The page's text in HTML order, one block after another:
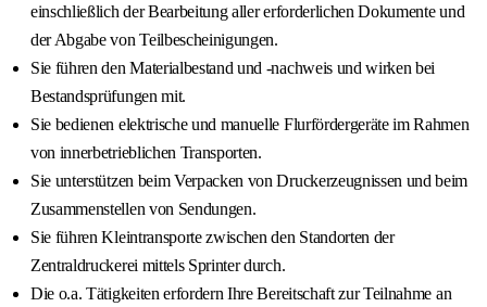
einschließlich der Bearbeitung aller erforderlichen Dokumente und
der Abgabe von Teilbescheinigungen.
Sie führen den Materialbestand und -nachweis und wirken bei
Bestandsprüfungen mit.
Sie bedienen elektrische und manuelle Flurfördergeräte im Rahmen
von innerbetrieblichen Transporten.
Sie unterstützen beim Verpacken von Druckerzeugnissen und beim
Zusammenstellen von Sendungen.
Sie führen Kleintransporte zwischen den Standorten der
Zentraldruckerei mittels Sprinter durch.
Die o.a. Tätigkeiten erfordern Ihre Bereitschaft zur Teilnahme an